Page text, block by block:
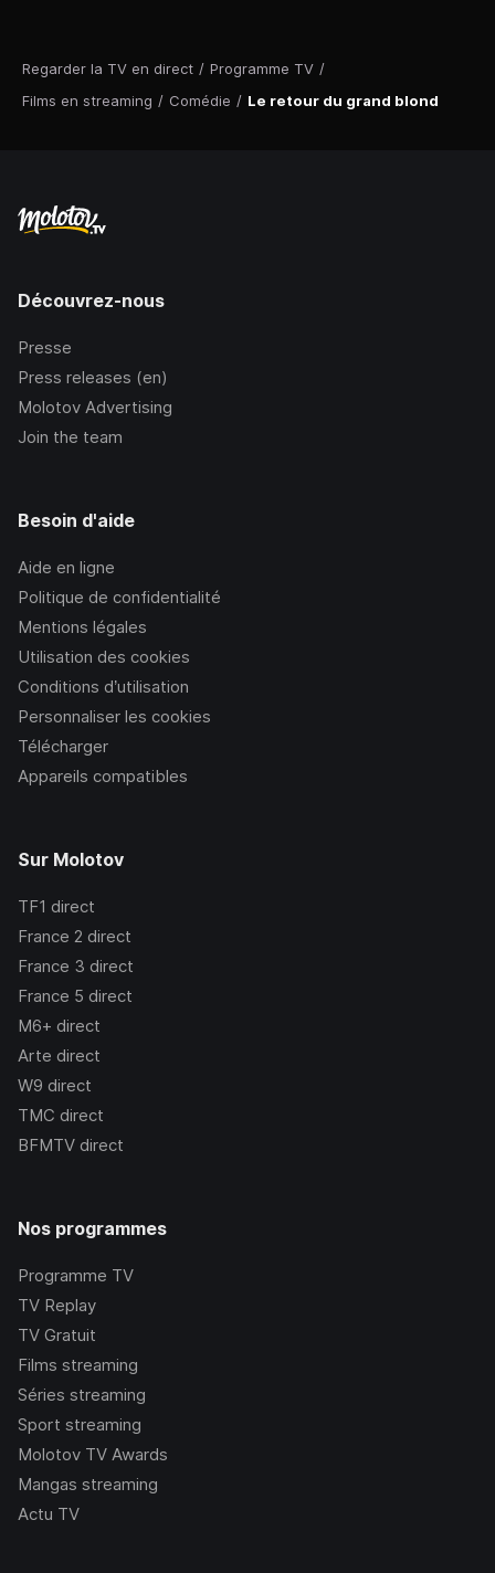
Regarder la TV en direct / Programme TV /
Films en streaming / Comédie / Le retour du grand blond
Découvrez-nous
Presse
Press releases (en)
Molotov Advertising
Join the team
Besoin d'aide
Aide en ligne
Politique de confidentialité
Mentions légales
Utilisation des cookies
Conditions d’utilisation
Personnaliser les cookies
Télécharger
Appareils compatibles
Sur Molotov
TF1 direct
France 2 direct
France 3 direct
France 5 direct
M6+ direct
Arte direct
W9 direct
TMC direct
BFMTV direct
Nos programmes
Programme TV
TV Replay
TV Gratuit
Films streaming
Séries streaming
Sport streaming
Molotov TV Awards
Mangas streaming
Actu TV